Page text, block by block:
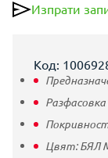
Изпрати
Код:
Цвят:БЯЛ